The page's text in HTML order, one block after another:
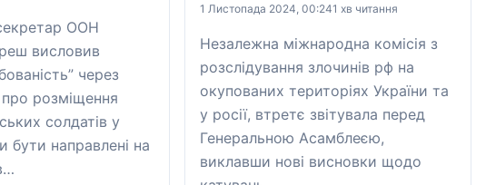
ООН
висловив
через
розміщення
солдатів у
бути направлені на
1 Листопада 2024, 00:241 хв читання
Незалежна міжнародна комісія з
розслідування злочинів рф на
окупованих територіях України та
у росії, втретє звітувала перед
Генеральною Асамблеєю,
виклавши нові висновки щодо